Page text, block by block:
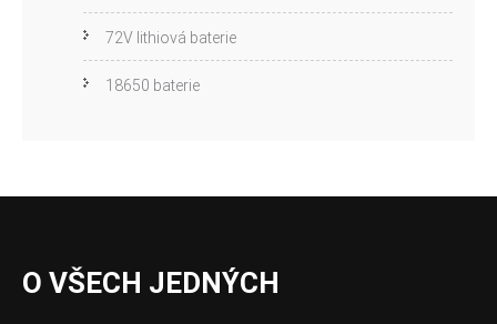
72V lithiová baterie
18650 baterie
O VŠECH JEDNÝCH